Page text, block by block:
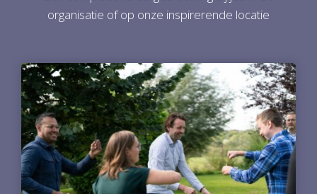
organisatie of op onze inspirerende locatie